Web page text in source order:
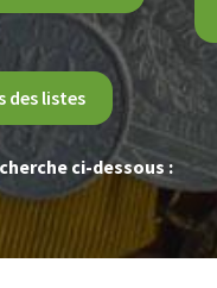
des listes
ci-dessous :